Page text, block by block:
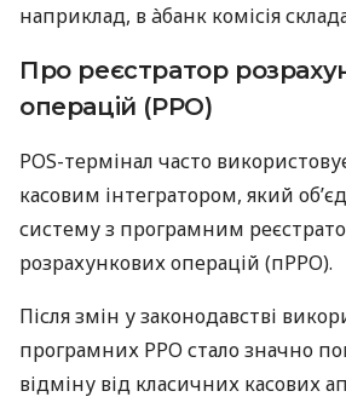
наприклад, в àбанк комісія
Про реєстратор
операцій (РРО)
POS-термінал часто
касовим інтегратором, який
систему з програмним
розрахункових операцій (пРРО).
Після змін у законодавстві
програмних РРО стало значно
відміну від класичних касових